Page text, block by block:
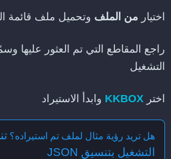
اختيار من الملف وتحميل ملف قائمة
راجع المقاطع التي تم العثور عليها
التشغيل
اختر KKBOX وابدأ الاستيراد
هل تريد رؤية مثال لملف تم استيراده؟
التشغيل بتنسيق JSON